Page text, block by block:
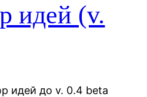
идей (v.
идей до v. 0.4 beta